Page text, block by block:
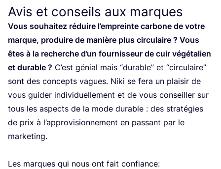
Avis et conseils aux marques
Vous sou­hai­tez réduire l’em­preinte car­bone de votre
marque, pro­duire de manière plus cir­cu­laire ? Vous
êtes à la recherche d’un four­nis­seur de cuir végé­ta­lien
et durable ? C’est génial mais “durable” et “cir­cu­laire”
sont des concepts vagues. Niki se fera un plai­sir de
vous gui­der indi­vi­duel­le­ment et de vous conseiller sur
tous les aspects de la mode durable : des stra­té­gies
de prix à l’ap­pro­vi­sion­ne­ment en pas­sant par le
mar­ke­ting.
Les marques qui nous ont fait confiance: